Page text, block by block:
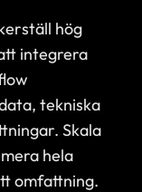
hög
integrera
tekniska
Skala
hela
omfattning.